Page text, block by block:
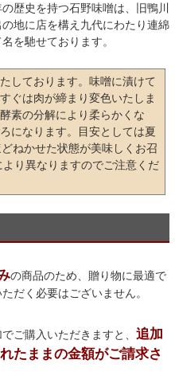
歴史を持つ石野味噌は、旧鴨川
地に店を構え九代にわたり連綿
を馳せております。
しております。味噌に漬けて
ぐは肉が締まり変色いたしま
素の分解により柔らかくな
になります。目安としては夏
ねかせた状態が美味しくお召
り異なりますのでご注意くだ
の商品のため、贈り物に最適で
だく必要はございません。
ご購入いただきますと、 追加
たままの金額がご請求さ